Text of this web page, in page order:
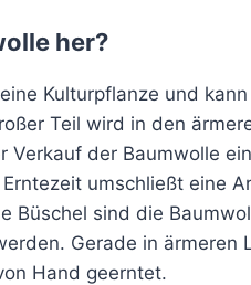
werden
weist
mehrere
Varianten
auf.
Die
Optionen
können
auf
her?
Kulturpflanze und
Teil wird in den
Verkauf der Baumwolle
umschließt eine
Büschel sind die
Gerade in ärmeren
Hand geerntet.